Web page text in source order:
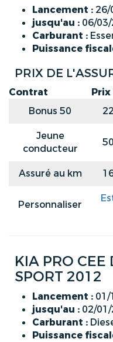
Lancement : 26/
jusqu'au : 06/
Carburant :
Puissance
PRIX DE
Contrat
Bonus 50
Jeune
conducteur
Assuré au km
Personnaliser
KIA PRO CEE
SPORT 2012
Lancement : 01/
jusqu'au : 02/
Carburant :
Puissance